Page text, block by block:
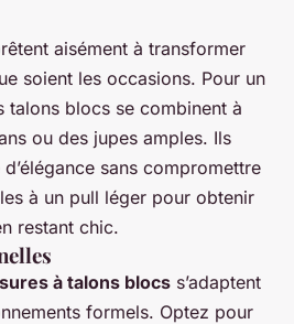
aisément à transformer
soient les occasions. Pour un
talons blocs se combinent à
ou des jupes amples. Ils
sans compromettre
à un pull léger pour obtenir
restant chic.
à talons blocs s’adaptent
formels. Optez pour